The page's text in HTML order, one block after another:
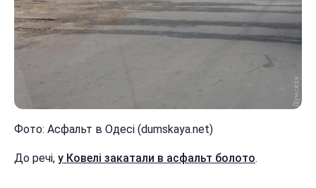
Фото: Асфальт в Одесі (dumskaya.net)
До речі, у Ковелі закатали в асфальт болото.